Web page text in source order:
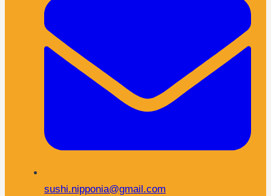
sushi.nipponia@gmail.com